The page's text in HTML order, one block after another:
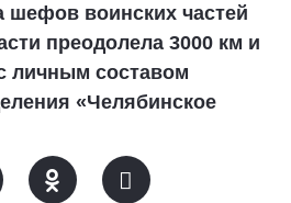
шефов воинских частей
преодолела 3000 км и
личным составом
«Челябинское